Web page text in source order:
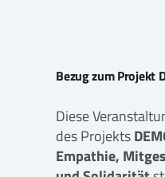
Bezug zum Projekt
Diese
des Projekts
Empathie,